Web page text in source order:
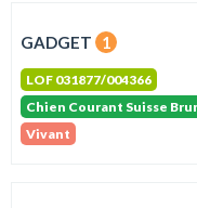
GADGET 1
LOF 031877/004366
Chien Courant Suisse
Vivant